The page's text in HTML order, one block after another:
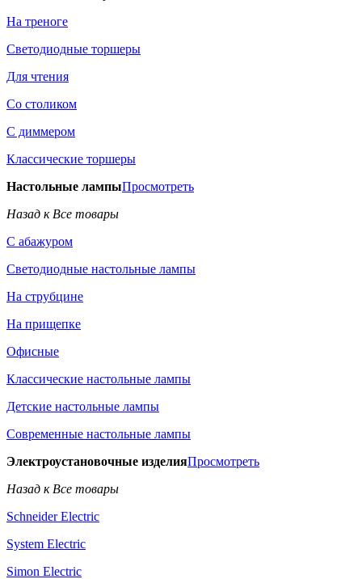
На треноге
Светодиодные торшеры
Для чтения
Со столиком
С диммером
Классические торшеры
Настольные лампыПросмотреть
Назад к Все товары
С абажуром
Светодиодные настольные лампы
На струбцине
На прищепке
Офисные
Классические настольные лампы
Детские настольные лампы
Современные настольные лампы
Электроустановочные изделияПросмотреть
Назад к Все товары
Schneider Electric
System Electric
Simon Electric